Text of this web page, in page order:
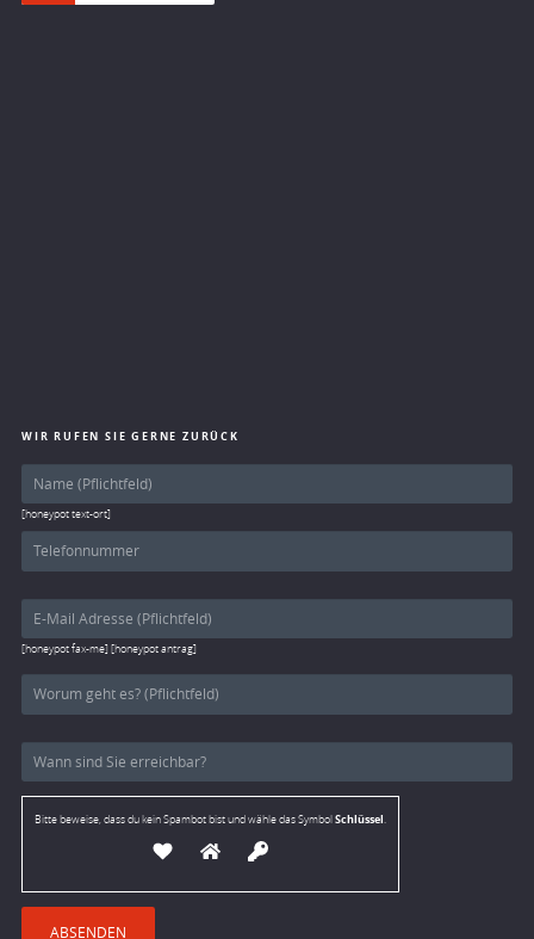
WIR RUFEN SIE GERNE ZURÜCK
[honeypot text-ort]
[honeypot fax-me] [honeypot antrag]
Bitte beweise, dass du kein Spambot bist und wähle das SymbolSchlüssel.